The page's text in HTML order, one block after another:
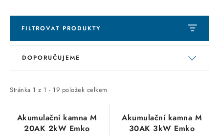
Položky bez zařazené kategorie dle výrobců
VÁNOCE
OSVĚTLENÍ
Otevírací doba výdejny
FILTROVAT PRODUKTY
V
i
Stránka 1 z 1 - 19 položek celkem
Ř
e
DOPORUČUJEME
Akumulační kamna M
20AK 2kW Emko
Akumulační kamna M
30AK 3kW Emko